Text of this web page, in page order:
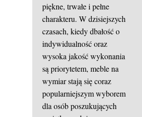
piękne, trwałe i pełne
charakteru. W dzisiejszych
czasach, kiedy dbałość o
indywidualność oraz
wysoka jakość wykonania
są priorytetem, meble na
wymiar stają się coraz
popularniejszym wyborem
dla osób poszukujących